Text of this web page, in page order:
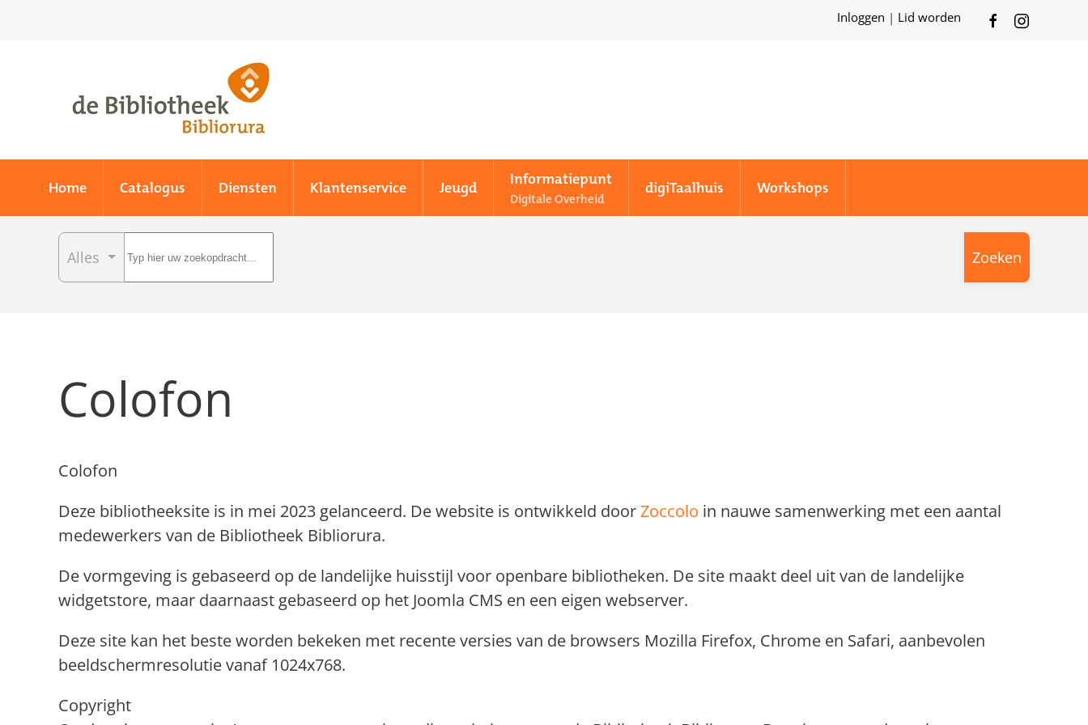
Inloggen | Lid worden
Home Catalogus Diensten Klantenservice Jeugd Informatiepunt
Digitale Overheid
digiTaalhuis Workshops
Alles Zoeken
Colofon
Colofon
Deze bibliotheeksite is in mei 2023 gelanceerd. De website is ontwikkeld doorZoccolo in nauwe samenwerking met een aantal
medewerkers van de Bibliotheek Bibliorura.
De vormgeving is gebaseerd op de landelijke huisstijl voor openbare bibliotheken. De site maakt deel uit van de landelijke
widgetstore, maar daarnaast gebaseerd op het Joomla CMS en een eigen webserver.
Deze site kan het beste worden bekeken met recente versies van de browsers Mozilla Firefox, Chrome en Safari, aanbevolen
beeldschermresolutie vanaf 1024x768.
Copyright